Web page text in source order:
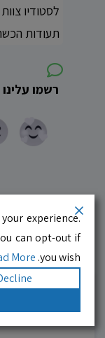
לסטודיו
תעודות
רשמו
עסקים
experience.
can opt-out if
you wish.
More